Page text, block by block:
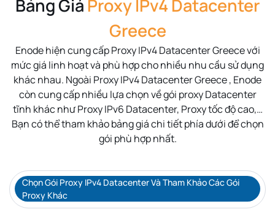
Bảng Giá Proxy IPv4 Datacenter
Greece
Enode hiện cung cấp Proxy IPv4 Datacenter Greece với
mức giá linh hoạt và phù hợp cho nhiều nhu cầu sử dụng
khác nhau. Ngoài Proxy IPv4 Datacenter Greece , Enode
còn cung cấp nhiều lựa chọn về gói proxy Datacenter
tĩnh khác như Proxy IPv6 Datacenter, Proxy tốc độ cao,…
Bạn có thể tham khảo bảng giá chi tiết phía dưới để chọn
gói phù hợp nhất.
Chọn Gói Proxy IPv4 Datacenter Và Tham Khảo Các Gói
Proxy Khác